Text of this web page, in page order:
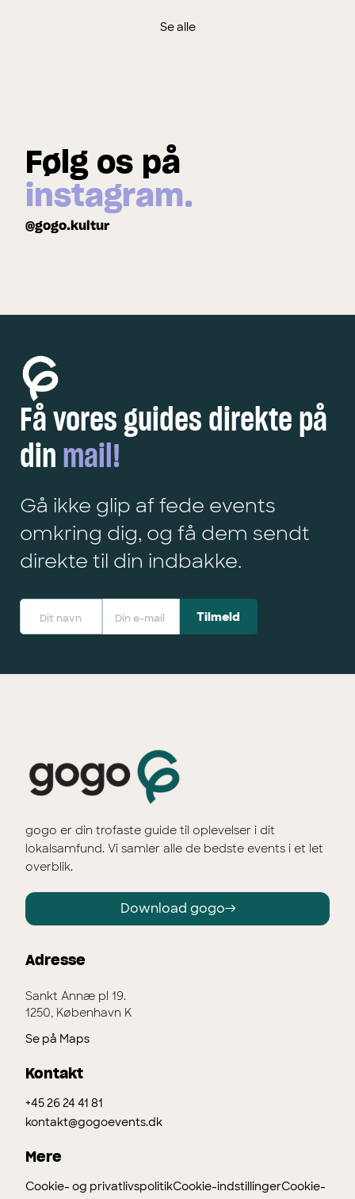
Se alle
Følg os på
instagram.
@gogo.kultur
Få vores guides direkte på
din mail!
Gå ikke glip af fede events
omkring dig, og få dem sendt
direkte til din indbakke.
gogo er din trofaste guide til oplevelser i dit
lokalsamfund. Vi samler alle de bedste events i et let
overblik.
Download gogo
Adresse
Sankt Annæ pl 19.
1250, København K
Se på Maps
Kontakt
+45 26 24 41 81
kontakt@gogoevents.dk
Mere
Cookie- og privatlivspolitikCookie-indstillingerCookie-